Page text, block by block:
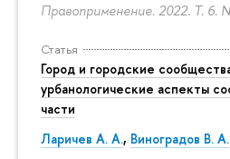
Правоприменение. 2022. Т. 6.
Статья
Город и городские
урбанологические аспекты
части
Ларичев А. А., Виноградов В. А.